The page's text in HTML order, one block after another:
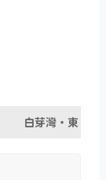
白芽灣・東